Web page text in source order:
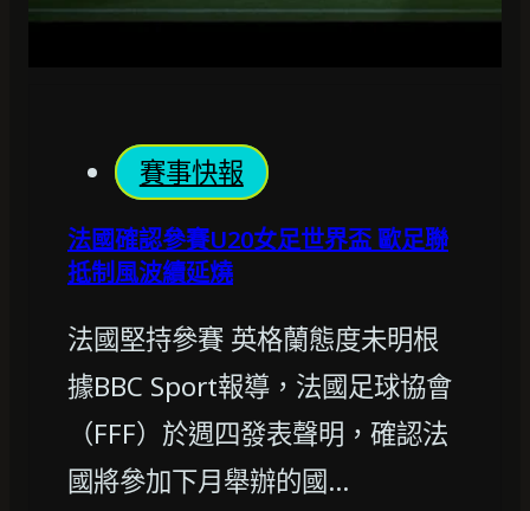
賽事快報
法國確認參賽U20女足世界盃 歐足聯
抵制風波續延燒
法國堅持參賽 英格蘭態度未明根
據BBC Sport報導，法國足球協會
（FFF）於週四發表聲明，確認法
國將參加下月舉辦的國…